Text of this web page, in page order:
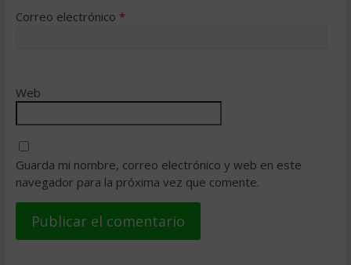
Correo electrónico *
Web
Guarda mi nombre, correo electrónico y web en este
navegador para la próxima vez que comente.